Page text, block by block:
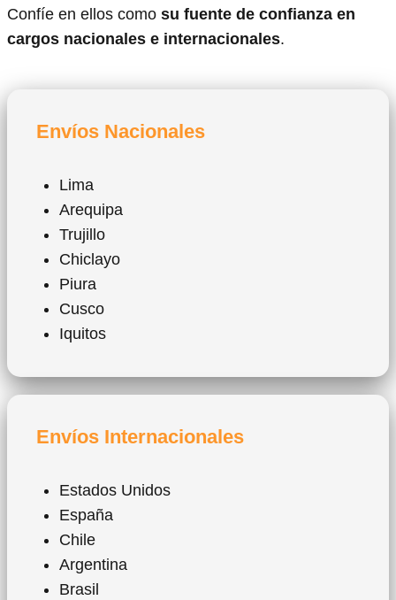
Confíe en ellos como su fuente de confianza en
cargos nacionales e internacionales.
Envíos Nacionales
Lima
Arequipa
Trujillo
Chiclayo
Piura
Cusco
Iquitos
Envíos Internacionales
Estados Unidos
España
Chile
Argentina
Brasil